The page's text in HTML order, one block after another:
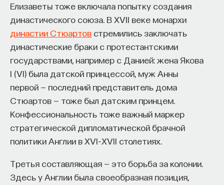
Елизаветы тоже включала попытку создания
династического союза. В XVII веке монархи
династии Стюартов стремились заключать
династические браки с протестантскими
государствами, например с Данией: жена Якова
I (VI) была датской принцессой, муж Анны
первой — последний представитель дома
Стюартов — тоже был датским принцем.
Конфессиональность тоже важный маркер
стратегической дипломатической брачной
политики Англии в XVI–XVII столетиях.
Третья составляющая — это борьба за колонии.
Здесь у Англии была своеобразная позиция,
КУРС
Химия между нейронами:
вещества, которые управляют
нами
СОХРАНИТЬ КУРС